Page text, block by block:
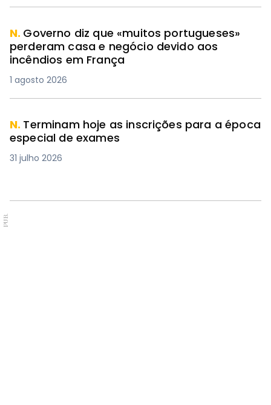
N. Governo diz que «muitos portugueses»
perderam casa e negócio devido aos
incêndios em França
1 agosto 2026
N. Terminam hoje as inscrições para a época
especial de exames
31 julho 2026
PUB.